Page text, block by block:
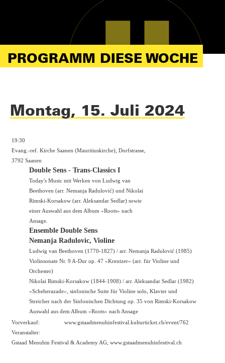
PROGRAMM DIESE WOCHE
Montag, 15. Juli 2024
19:30
Evang.-ref. Kirche Saanen (Mauritiuskirche), Dorfstrasse,
3792 Saanen
Double Sens - Trans-Classics I
Today's Music mit Werken von Ludwig van
Beethoven (arr. Nemanja Radulović) und Nikolai
Rimski-Korsakow (arr. Aleksandar Sedlar) sowie
einer Auswahl aus dem Album «Roots» nach
Ansage.
Ensemble Double Sens
Nemanja Radulovic, Violine
Ludwig van Beethoven (1770-1827) / arr. Nemanja Radulović (1985)
Violinsonate Nr. 9 A-Dur op. 47 «Kreutzer» (arr. für Violine und
Orchester)
Nikolai Rimski-Korsakow (1844-1908) / arr. Aleksandar Sedlar (1982)
«Scheherazade», sinfonische Suite für Violine solo, Klavier und
Streicher nach der Sinfonischen Dichtung op. 35 von Rimski-Korsakow
Auswahl aus dem Album «Roots» nach Ansage
Vorverkauf:
www.gstaadmenuhinfestival.kulturticket.ch/event/762
Veranstalter:
Gstaad Menuhin Festival & Academy AG, www.gstaadmenuhinfestival.ch